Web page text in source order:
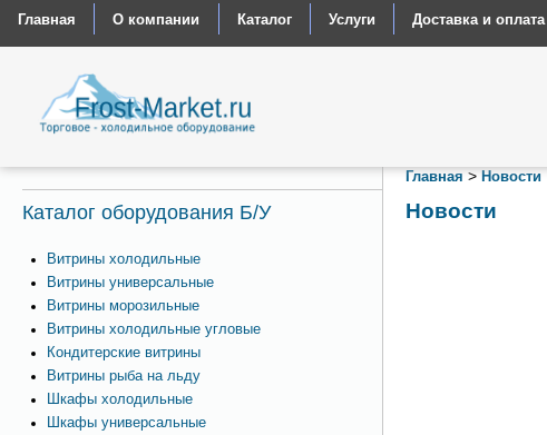
Главная О компании Каталог Услуги Доставка и оплата
Каталог оборудования Б/У
Витрины холодильные
Витрины универсальные
Витрины морозильные
Витрины холодильные угловые
Кондитерские витрины
Витрины рыба на льду
Шкафы холодильные
Шкафы универсальные
Главная>Новости
Новости